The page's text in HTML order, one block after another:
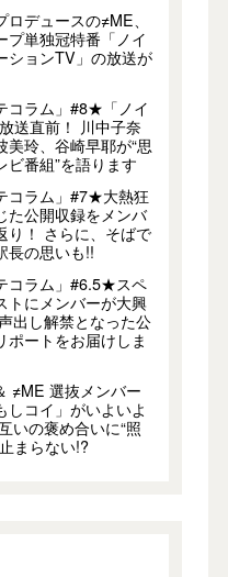
ロデュースの≠ME、
プ単独冠特番「ノイ
ションTV」の放送が
コラム」#8★「ノイ
送直前！ 川中子奈
美玲、谷崎早耶が“思
ビ番組”を語ります
コラム」#7★大熱狂
た公開収録をメンバ
り！ さらに、そばで
長の思いも!!
コラム」#6.5★スペ
トにメンバーが大興
出し解禁となった公
ポートをお届けしま
≠ME 選抜メンバー
しコイ」がいよいよ
いの褒め合いに“照
まらない!?